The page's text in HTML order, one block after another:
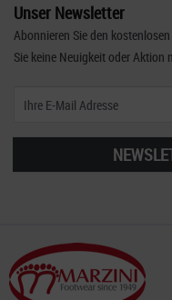
Unser Newsletter
Abonnieren Sie den
Sie keine Neuigkeit oder Aktion